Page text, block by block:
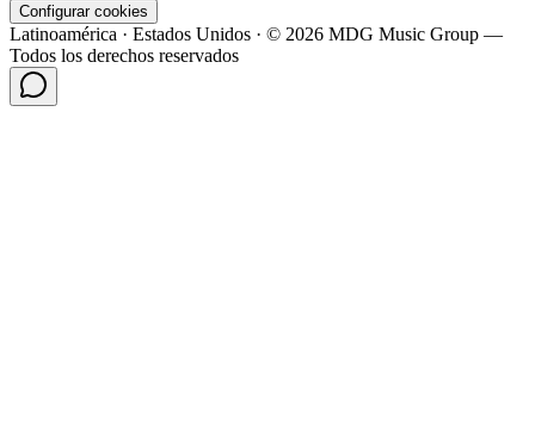
Configurar cookies
Latinoamérica · Estados Unidos · © 2026 MDG Music Group —
Todos los derechos reservados